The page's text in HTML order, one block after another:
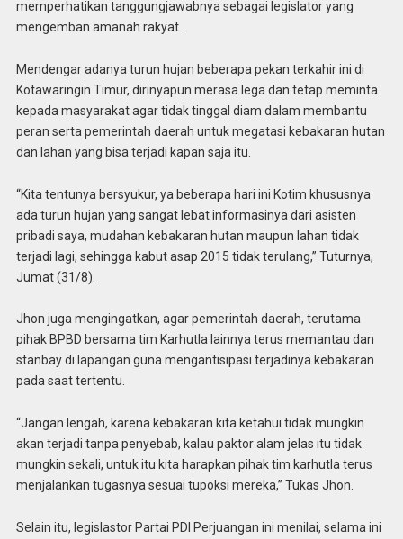
memperhatikan tanggungjawabnya sebagai legislator yang
mengemban amanah rakyat.
Mendengar adanya turun hujan beberapa pekan terkahir ini di
Kotawaringin Timur, dirinyapun merasa lega dan tetap meminta
kepada masyarakat agar tidak tinggal diam dalam membantu
peran serta pemerintah daerah untuk megatasi kebakaran hutan
dan lahan yang bisa terjadi kapan saja itu.
“Kita tentunya bersyukur, ya beberapa hari ini Kotim khususnya
ada turun hujan yang sangat lebat informasinya dari asisten
pribadi saya, mudahan kebakaran hutan maupun lahan tidak
terjadi lagi, sehingga kabut asap 2015 tidak terulang,” Tuturnya,
Jumat (31/8).
Jhon juga mengingatkan, agar pemerintah daerah, terutama
pihak BPBD bersama tim Karhutla lainnya terus memantau dan
stanbay di lapangan guna mengantisipasi terjadinya kebakaran
pada saat tertentu.
“Jangan lengah, karena kebakaran kita ketahui tidak mungkin
akan terjadi tanpa penyebab, kalau paktor alam jelas itu tidak
mungkin sekali, untuk itu kita harapkan pihak tim karhutla terus
menjalankan tugasnya sesuai tupoksi mereka,” Tukas Jhon.
Selain itu, legislastor Partai PDI Perjuangan ini menilai, selama ini